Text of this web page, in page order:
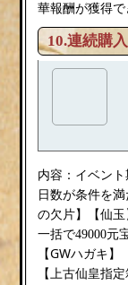
華報酬が獲得で
10.連続購入
内容： イベン
日数が条件を
の欠片】【仙玉
一括で49000元
【GWハガキ 】
【上古仙皇指